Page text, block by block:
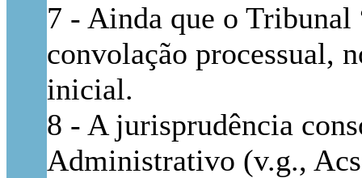
7 - Ainda que o Tribunal
convolação processual,
inicial.
8 - A jurisprudência
Administrativo (v.g.,